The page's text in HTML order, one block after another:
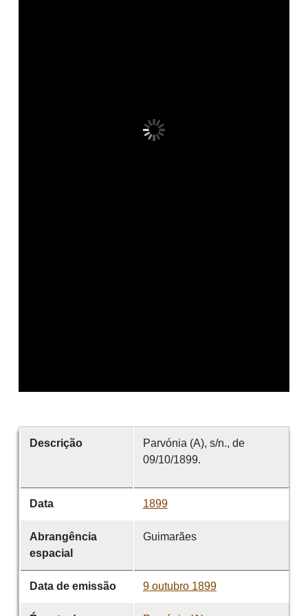
Descrição
Parvónia (A), s/n., de
09/10/1899.
Data 1899
Abrangência
espacial
Guimarães
Data de emissão 9 outubro 1899